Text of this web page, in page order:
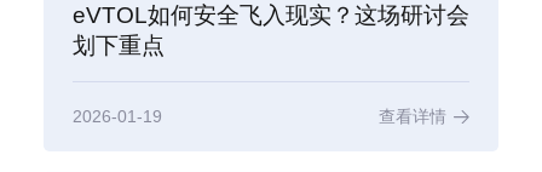
eVTOL如何安全飞入现实？这场研讨会
划下重点
2026-01-19 查看详情